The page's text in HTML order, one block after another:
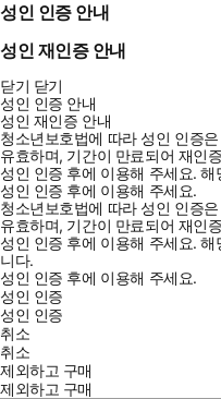
성인 인증 안내
성인 재인증 안내
닫기 닫기
성인 인증 안내
성인 재인증 안내
청소년보호법에 따라 성인 인증
유효하며, 기간이 만료되어 재인
성인 인증 후에 이용해 주세요.해
성인 인증 후에 이용해 주세요.
청소년보호법에 따라 성인 인증
유효하며, 기간이 만료되어 재인
성인 인증 후에 이용해 주세요.해
니다.
성인 인증 후에 이용해 주세요.
성인 인증
성인 인증
취소
취소
제외하고 구매
제외하고 구매